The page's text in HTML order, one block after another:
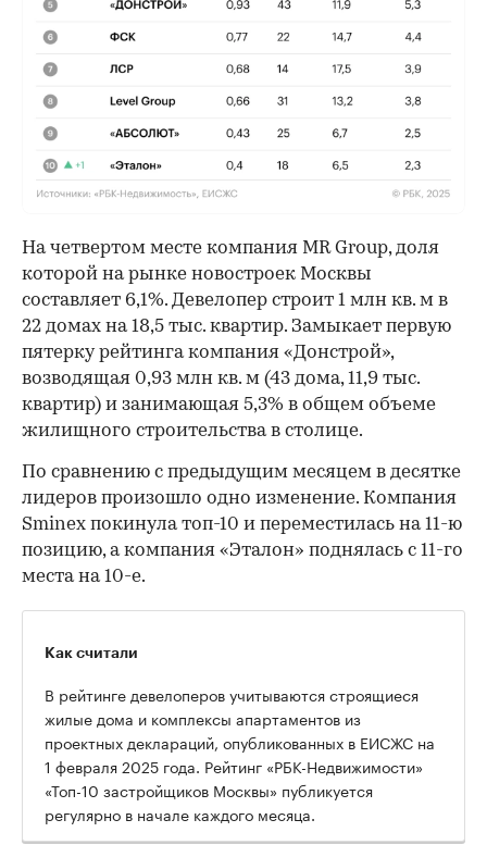
На четвертом месте компания MR Group, доля
которой на рынке новостроек Москвы
составляет 6,1%. Девелопер строит 1 млн кв. м в
22 домах на 18,5 тыс. квартир. Замыкает первую
пятерку рейтинга компания «Донстрой»,
возводящая 0,93 млн кв. м (43 дома, 11,9 тыс.
квартир) и занимающая 5,3% в общем объеме
жилищного строительства в столице.
По сравнению с предыдущим месяцем в десятке
лидеров произошло одно изменение. Компания
Sminex покинула топ-10 и переместилась на 11-ю
позицию, а компания «Эталон» поднялась с 11-го
места на 10-е.
Как считали
В рейтинге девелоперов учитываются строящиеся
жилые дома и комплексы апартаментов из
проектных деклараций, опубликованных в ЕИСЖС на
1 февраля 2025 года. Рейтинг «РБК-Недвижимости»
«Топ-10 застройщиков Москвы» публикуется
регулярно в начале каждого месяца.